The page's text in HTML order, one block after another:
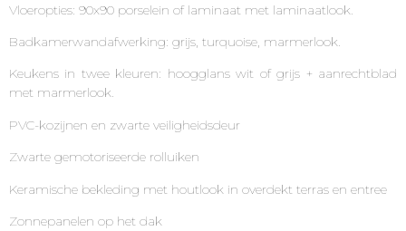
Vloeropties: 90x90 porselein of laminaat met laminaatlook.
Badkamerwandafwerking: grijs, turquoise, marmerlook.
Keukens in twee kleuren: hoogglans wit of grijs + aanrechtblad
met marmerlook.
PVC-kozijnen en zwarte veiligheidsdeur
Zwarte gemotoriseerde rolluiken
Keramische bekleding met houtlook in overdekt terras en entree
Zonnepanelen op het dak